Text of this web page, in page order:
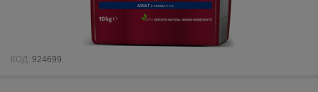
КОД: 924699